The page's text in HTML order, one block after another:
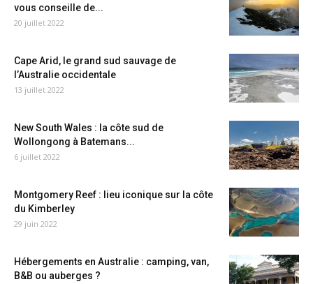
vous conseille de...
20 juillet 2022
Cape Arid, le grand sud sauvage de
l’Australie occidentale
13 juillet 2022
New South Wales : la côte sud de
Wollongong à Batemans...
6 juillet 2022
Montgomery Reef : lieu iconique sur la côte
du Kimberley
29 juin 2022
Hébergements en Australie : camping, van,
B&B ou auberges ?